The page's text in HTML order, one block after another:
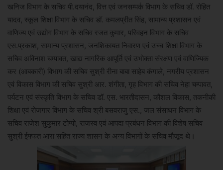
खनिज विभाग के सचिव पी.दयानंद, वित्त एवं जनसम्पर्क विभाग के सचिव डॉ. रोहित
यादव, स्कूल शिक्षा विभाग के सचिव डॉ. कमलप्रीत सिंह, सामान्य प्रशासन एवं
वाणिज्य एवं उद्योग विभाग के सचिव रजत कुमार, परिवहन विभाग के सचिव
एस.प्रकाश, सामान्य प्रशासन, जनशिकायत निवारण एवं उच्च शिक्षा विभाग के
सचिव अविनाश चम्पावत, खाद्य नागरिक आपूर्ति एवं उभोक्ता संरक्षण एवं वाणिज्यिक
कर (आबकारी) विभाग की सचिव सुश्री रीना बाबा साहेब कंगाले, नगरीय प्रशासन
एवं विकास विभाग की सचिव सुश्री आर. शंगीता, गृह विभाग की सचिव नेहा चम्पावत,
पर्यटन एवं संस्कृति विभाग के सचिव डॉ. एस. भारतीदासन, कौशल विकास, तकनीकी
शिक्षा एवं रोजगार विभाग के सचिव श्री बसवराजु एस., जल संसाधन विभाग के
सचिव राजेश सुकुमार टोप्पो, राजस्व एवं आपदा प्रबंधन विभाग की विशेष सचिव
सुश्री ईफ्फत आरा सहित राज्य शासन के अन्य विभागों के सचिव मौजूद थे।